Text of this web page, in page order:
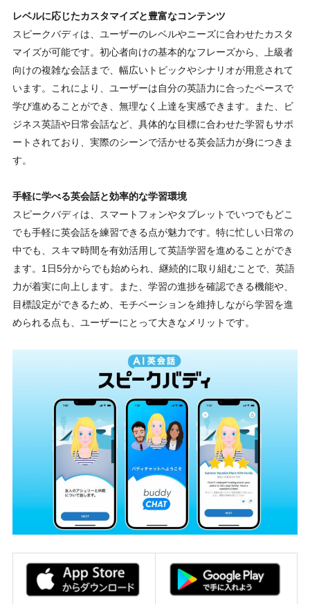
レベルに応じたカスタマイズと豊富なコンテンツ
スピークバディは、ユーザーのレベルやニーズに合わせたカスタ
マイズが可能です。初心者向けの基本的なフレーズから、上級者
向けの複雑な会話まで、幅広いトピックやシナリオが用意されて
います。これにより、ユーザーは自分の英語力に合ったペースで
学び進めることができ、無理なく上達を実感できます。また、ビ
ジネス英語や日常会話など、具体的な目標に合わせた学習もサポ
ートされており、実際のシーンで活かせる英会話力が身につきま
す。
手軽に学べる英会話と効率的な学習環境
スピークバディは、スマートフォンやタブレットでいつでもどこ
でも手軽に英会話を練習できる点が魅力です。特に忙しい日常の
中でも、スキマ時間を有効活用して英語学習を進めることができ
ます。1日5分からでも始められ、継続的に取り組むことで、英語
力が着実に向上します。また、学習の進捗を確認できる機能や、
目標設定ができるため、モチベーションを維持しながら学習を進
められる点も、ユーザーにとって大きなメリットです。